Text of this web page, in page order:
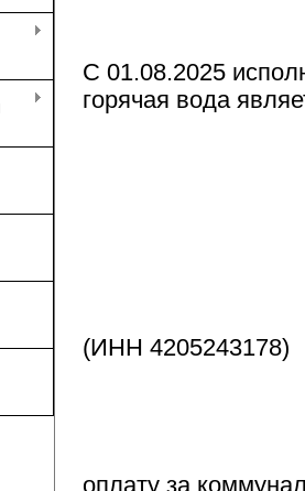
С 01.08.2025
горячая вода
(ИНН 4205243178)
оплату за